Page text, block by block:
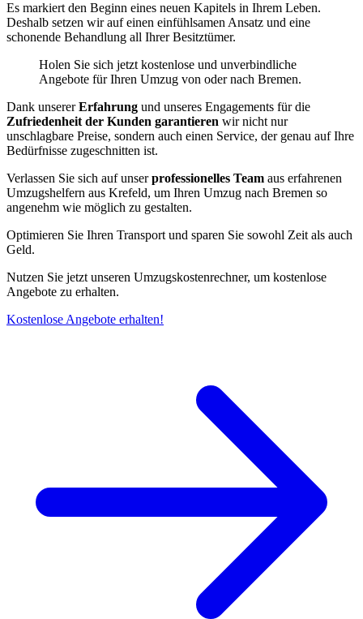
Es markiert den Beginn eines neuen Kapitels in Ihrem Leben.
Deshalb setzen wir auf einen einfühlsamen Ansatz und eine
schonende Behandlung all Ihrer Besitztümer.
Holen Sie sich jetzt kostenlose und unverbindliche
Angebote für Ihren Umzug von oder nach Bremen.
Dank unsererErfahrung und unseres Engagements für die
Zufriedenheit der Kunden garantieren wir nicht nur
unschlagbare Preise, sondern auch einen Service, der genau auf Ihre
Bedürfnisse zugeschnitten ist.
Verlassen Sie sich auf unserprofessionelles Team aus erfahrenen
Umzugshelfern aus Krefeld, um Ihren Umzug nach Bremen so
angenehm wie möglich zu gestalten.
Optimieren Sie Ihren Transport und sparen Sie sowohl Zeit als auch
Geld.
Nutzen Sie jetzt unseren Umzugskostenrechner, um kostenlose
Angebote zu erhalten.
Kostenlose Angebote erhalten!